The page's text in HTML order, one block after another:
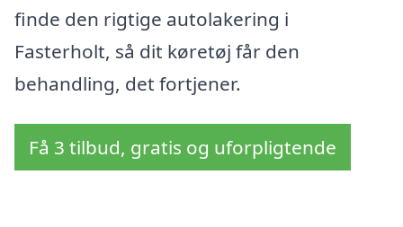
finde den rigtige autolakering i
Fasterholt, så dit køretøj får den
behandling, det fortjener.
Få 3 tilbud, gratis og uforpligtende